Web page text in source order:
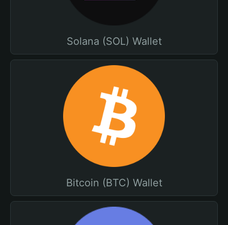
Solana (SOL) Wallet
Bitcoin (BTC) Wallet